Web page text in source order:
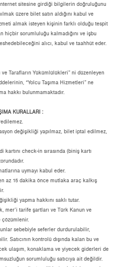
sitesine girdiği bilgilerin doğruluğunu
üzere bilet satın aldığını kabul ve
almak isteyen kişinin farklı olduğu tespit
hiçbir sorumluluğu kalmadığını ve işbu
alıcı, kabul ve taahhüt eder.
ve Tarafların Yükümlülükleri” ni düzenleyen
“Yolcu Taşıma Hizmetleri” ne
hakkı bulunmamaktadır.
KURALLARI :
değişikliği yapılmaz, bilet iptal edilmez,
check-in sırasında (biniş kartı
uymayı kabul eder.
az 15 dakika önce mutlaka araç kalkış
yapma hakkını saklı tutar.
mer’i tarife şartları ve Türk Kanun ve
çözümlenir.
sebebiyle seferler durdurulabilir,
Satıcının kontrolü dışında kalan bu ve
ulaşım, konaklama ve yiyecek giderleri de
sorumluluğu satıcıya ait değildir.